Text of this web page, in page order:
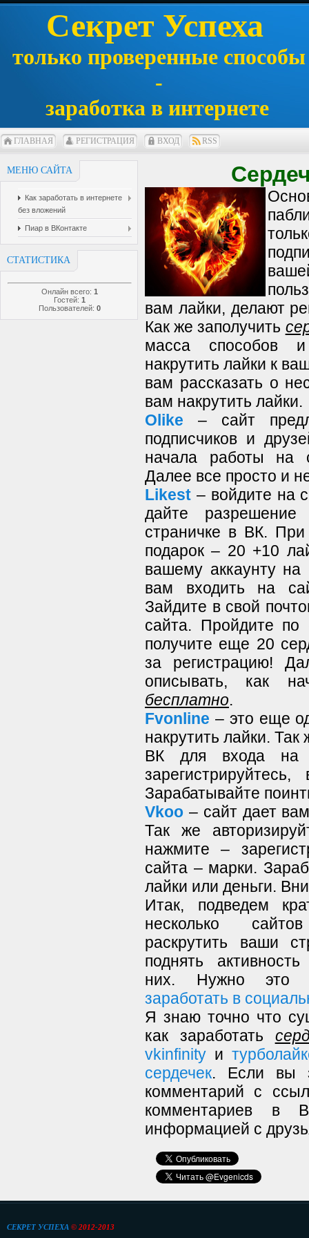
Секрет Успеха
только проверенные способы
-
заработка в интернете
ГЛАВНАЯ РЕГИСТРАЦИЯ ВХОД RSS
МЕНЮ САЙТА
Как заработать в интернете
без вложений
Пиар в ВКонтакте
СТАТИСТИКА
Онлайн всего: 1
Гостей: 1
Пользователей: 0
вам лайки, делают
Как же заполучить
масса способов
накрутить лайки к
вам рассказать о
вам накрутить лайки.
Olike – сайт
подписчиков и
начала работы на
Далее все просто и
Likest – войдите на
дайте
страничке в ВК.
подарок – 20 +10
вашему аккаунту
вам входить на
Зайдите в свой
сайта. Пройдите
получите еще 20
за регистрацию!
описывать, как
бесплатно.
Fvonline – это еще
накрутить лайки.
ВК для входа на
Зарабатывайте
Vkoo – сайт дает
Так же
нажмите –
сайта – марки.
лайки или деньги.
Итак, подведем
несколько
раскрутить ваши
поднять
них. Нужно это
заработать в
Я знаю точно что
как заработать
vkinfinity и
сердечек. Если вы
комментарий с
комментариев в
информацией с
СЕКРЕТ УСПЕХА © 2012-2013